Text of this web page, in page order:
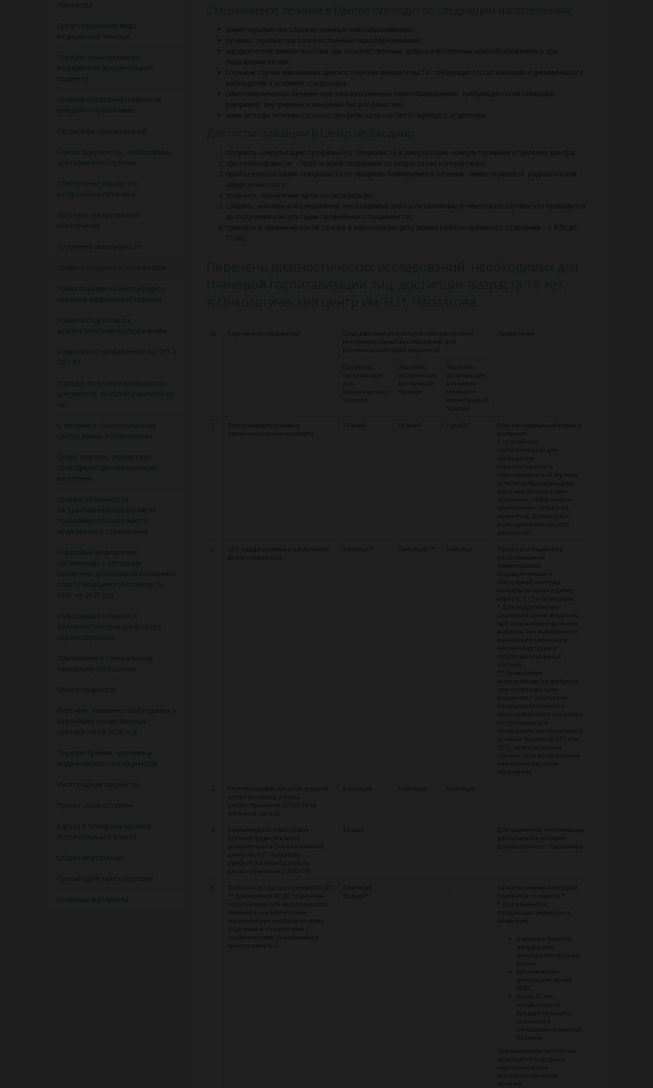
Напалкова
Предоставляемые виды
медицинской помощи
Порядок ознакомления с
медицинской документацией
пациента
Правила посещения пациентов
священнослужителями
Расписание приема врачей
Список документов, необходимых
для первичного приёма
Обеспечение пациентов
энтеральным питанием
Льготное лекарственное
обеспечение
Получение инвалидности
Права граждан на внеочередное
оказание медицинской помощи
Правила подготовки к
диагностическим исследованиям
Комиссия по направлению на ПЭТ и
ПЭТ-КТ
Порядок получения медицинских
документов, их копий и выписок из
них
О питании в Онкологическом
центре имени Н.П.Напалкова
Сроки, порядок, результаты
проводимой диспансеризации
населения
Права и обязанности
застрахованных лиц в рамках
Программы обязательного
медицинского страхования
Страховые медицинские
организации, с которыми
заключены договоры на оказание и
оплату медицинской помощи по
ОМС на 2025 год
Информация о правах и
обязанностях граждан в сфере
охраны здоровья
Приложения к Генеральному
тарифному соглашению
Школа пациентов
Перечень жизненно необходимых и
важнейших лекарственных
препаратов на 2026 год
Порядок приёма, хранения и
выдачи имущества пациентов
Иногородним пациентам
Проект «Моя история»
Адреса и телефоны органов
исполнительной власти
Общая информация
Противодействие коррупции
Полезные материалы
Стационарное лечение в Центре проходит по следующим направлениям:
химиотерапия при злокачественных новообразованиях;
лучевая терапия при злокачественных новообразованиях;
хирургические вмешательства при злокачественных, доброкачественных новообразованиях и при
подозрении на них;
сложные случаи инвазивных диагностических вмешательств, требующих госпитализации и динамического
наблюдения в условиях стационара;
симптоматическое лечение при злокачественных новообразованиях, требующее госпитализации
(например, внутривенное введение бисфосфонатов);
иные методы лечения согласно профилю коек соответствующего отделения.
Для госпитализации в Центр необходимо:
получить консультацию профильного специалиста в амбулаторно-консультативном отделении Центра;
при необходимости - пройти дообследование по результатам консультации;
пройти консультацию специалиста по профилю планируемого лечения: химиотерапевта, радиолога или
хирурга-онколога;
получить назначение даты госпитализации
собрать анализы и исследования, необходимые для госпитализации (в некоторых случаях это проводится
до получения консультации профильного специалиста);
приехать в приемный покой Центра в назначенную дату (время работы приемного отделения – с 8.00 до
15.00).
Перечень диагностических исследований, необходимых для
плановой госпитализации лиц, достигших возраста 18 лет,
в Онкологический центр им. Н.П. Напалкова
Перечень исследований
Срок действия результатов лабораторных и
инструментальных исследований для
различных категорий пациентов
Примечание
Пациенты,
поступающие
для
хирургического
лечения
Пациенты,
поступающие
для лучевой
терапии
Пациенты,
поступающие
для химио-
терапии и
химиолучевой
терапии
1.
Электрокардиограмма и
заключение врача-терапевта
14 дней 14 дней 7 дней *
Если нет нарушений ритма в
анамнезе
* 10 дней при
госпитализации для
проведении
гормонотерапии и
симптоматической терапии
остеомодифицирующими
агентами (препаратами:
гозерелин, лейпролерин,
трипторелин, октреотид,
ланреотид, фулвестрант,
золендроновая кислота,
деносумаб)
2.
ЭХО–кардиограмма и заключение
врача-кардиолога
3 месяца * 6 месяцев ** 3 месяца
Только для пациентов,
поступающих на
химиотерапию
антрациклинами и
грастузумабом перед
началом лечения и далее
через 6, 9,12 и 18 месяцев
* Для хирургических
пациентов сроки актуальны
при сохраненной фракции
выброса, без выраженного
повышения давления в
легочной артерии и
патологии клапанной
системы.
** Проведение
исследования не требуется
при госпитализации
пациентов с диагнозом
базальноклеточного и
плоскоклеточного рака кожи,
поступающих для
проведения дистанционной
лучевой терапии (БФРТ или
ДГТ), за исключением
случаев, если исследование
назначается врачом-
терапевтом
3.
Рентгенография органов грудной
клетки (в период угрозы
распространения COVID-19 не
требуется, см. п.4)
6 месяцев 6 месяцев 6 месяцев
4.
Компьютерная томография
органов грудной клетки,
выполненная в Онкологический
центр им. Н.П. Напалкова
(требуется в период угрозы
распространения COVID-19)
24 часа
Для пациентов, поступающих
для лечения в условиях
круглосуточного стационара
5.
Фиброгастродуоденоскопия(ФГДС)
** проведение ФГДС пациентам,
поступающим для хирургического
лечения в онкологические
хирургических методов лечения
отделения в соответствии с
особенностями, указанными в
приложении № 2
6 месяцев
30 дней*
За исключением категорий
пациентов со знаком *
* Для пациентов,
страдающих (имеющих в
анамнезе):
язвенную болезнь
желудка или
двенадцатиперстной
кишки;
принимающих
длительное время
НПВС;
после 45 лет,
независимо от
предшествующего
анамнеза в
отношении язвенной
болезни.
При выявлении патологии
проводится повторное
эндоскопическое
исследование после
лечения.